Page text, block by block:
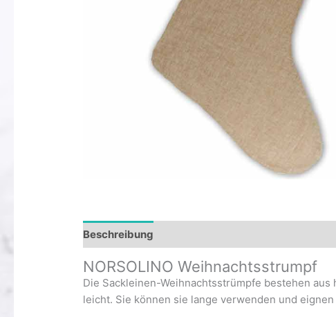
Beschreibung
NORSOLINO Weihnachtsstrumpf
Die Sackleinen-Weihnachtsstrümpfe bestehen
leicht. Sie können sie lange verwenden und